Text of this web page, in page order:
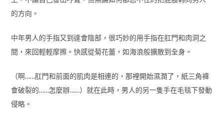
的方向。
中年男人的手指又到達會陰部，很巧妙的用手指在肛門和肉洞之
間，來回輕輕摩擦。快感從菊花蕾，如海浪般擴散到全身。
（啊……肛門和前面的肌肉是相連的，那裡開始濕潤了，紙三角褲
會破裂的……怎麼辦……）就在此時，男人的另一隻手在毛毯下發動
侵略。